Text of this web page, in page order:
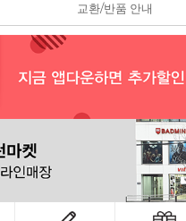
교환/반품 안내